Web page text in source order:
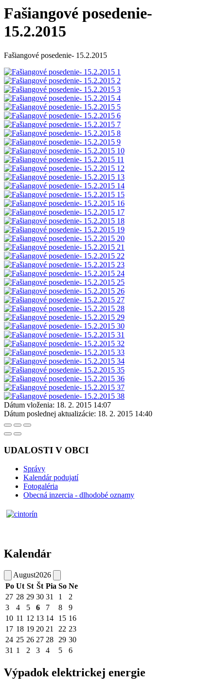
Fašiangové posedenie-
15.2.2015
Fašiangové posedenie- 15.2.2015
Dátum vloženia: 18. 2. 2015 14:07
Dátum poslednej aktualizácie: 18. 2. 2015 14:40
UDALOSTI V OBCI
Správy
Kalendár podujatí
Fotogaléria
Obecná inzercia - dlhodobé oznamy
Kalendár
August2026
Po Ut St Št Pia So Ne
27 28 29 30 31 1
2
3
4 5 6 7 8
9
10 11 12 13 14 15 16
17 18 19 20 21 22 23
24 25 26 27 28 29 30
31 1 2 3 4 5 6
Výpadok elektrickej energie